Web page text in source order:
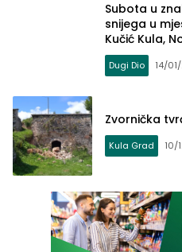
Subota u
snijega u
Kučić Kula,
Dugi Dio 14/
Zvornička
Kula Grad 10/